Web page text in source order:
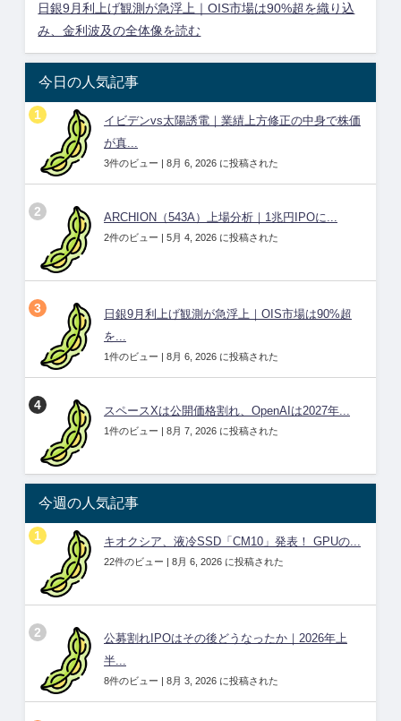
日銀9月利上げ観測が急浮上｜OIS市場は90%超を織り込
み、金利波及の全体像を読む
今日の人気記事
イビデンvs太陽誘電｜業績上方修正の中身で株価
が真...
3件のビュー | 8月 6, 2026 に投稿された
ARCHION（543A）上場分析｜1兆円IPOに...
2件のビュー | 5月 4, 2026 に投稿された
日銀9月利上げ観測が急浮上｜OIS市場は90%超
を...
1件のビュー | 8月 6, 2026 に投稿された
スペースXは公開価格割れ、OpenAIは2027年...
1件のビュー | 8月 7, 2026 に投稿された
今週の人気記事
キオクシア、液冷SSD「CM10」発表！ GPUの...
22件のビュー | 8月 6, 2026 に投稿された
公募割れIPOはその後どうなったか｜2026年上
半...
8件のビュー | 8月 3, 2026 に投稿された